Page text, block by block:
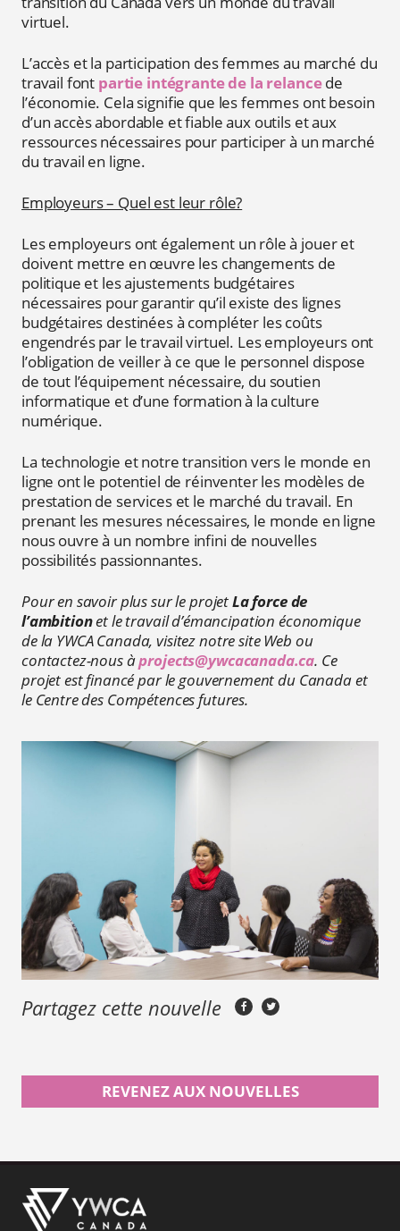
virtuel.
L’accès et la participation des femmes au marché du
travail font partie intégrante de la relancede
l’économie. Cela signifie que les femmes ont besoin
d’un accès abordable et fiable aux outils et aux
ressources nécessaires pour participer à un marché
du travail en ligne.
Employeurs – Quel est leur rôle?
Les employeurs ont également un rôle à jouer et
doivent mettre en œuvre les changements de
politique et les ajustements budgétaires
nécessaires pour garantir qu’il existe des lignes
budgétaires destinées à compléter les coûts
engendrés par le travail virtuel. Les employeurs ont
l’obligation de veiller à ce que le personnel dispose
de tout l’équipement nécessaire, du soutien
informatique et d’une formation à la culture
numérique.
La technologie et notre transition vers le monde en
ligne ont le potentiel de réinventer les modèles de
prestation de services et le marché du travail. En
prenant les mesures nécessaires, le monde en ligne
nous ouvre à un nombre infini de nouvelles
possibilités passionnantes.
Pour en savoir plus sur le projetLa force de
l’ambitionet le travail d’émancipation économique
de la YWCA Canada, visitez notre site Web ou
contactez-nous àprojects@ywcacanada.ca. Ce
projet est financé par le gouvernement du Canada et
le Centre des Compétences futures.
Partagez cette nouvelle
REVENEZ AUX NOUVELLES